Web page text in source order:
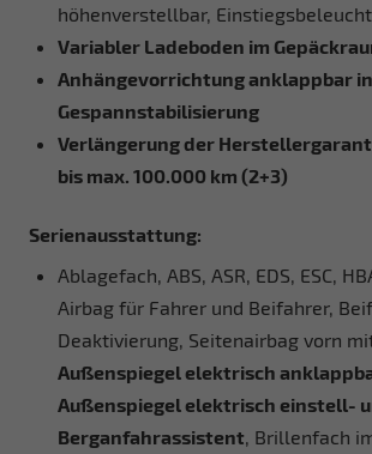
höhenverstellbar,
Variabler Ladeboden im
Anhängevorrichtung anklappbar
Gespannstabilisierung
Verlängerung der
bis max. 100.000 km (2+3)
Serienausstattung:
Ablagefach, ABS, ASR, EDS, ESC,
Airbag für Fahrer und Beifahrer,
Deaktivierung, Seitenairbag vorn
Außenspiegel elektrisch
Außenspiegel elektrisch einstell-
Berganfahrassistent , Brillenfach